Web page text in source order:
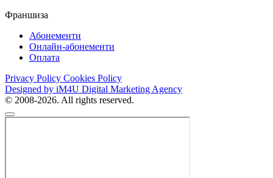
Франшиза
Абонементи
Онлайн-абонементи
Оплата
Privacy Policy Cookies Policy
Designed by iM4U Digital Marketing Agency
© 2008-2026. All rights reserved.